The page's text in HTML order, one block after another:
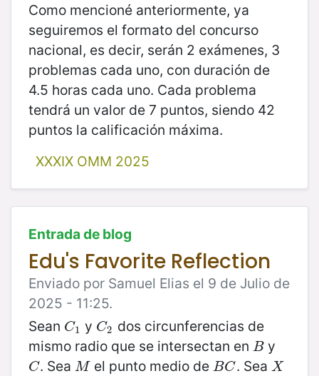
Como mencioné anteriormente, ya
seguiremos el formato del concurso
nacional, es decir, serán 2 exámenes, 3
problemas cada uno, con duración de
4.5 horas cada uno. Cada problema
tendrá un valor de 7 puntos, siendo 42
puntos la calificación máxima.
XXXIX OMM 2025
Entrada de blog
Edu's Favorite Reflection
Enviado por Samuel Elias el 9 de Julio de
2025 - 11:25.
Sean C1
C1 y C2
C2 dos circunferencias de
mismo radio que se intersectan en B
By
C
C. Sea M
M el punto medio de BC
BC . Sea X
X